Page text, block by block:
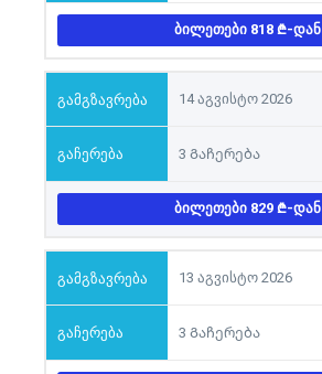
ᲑᲘᲚᲔᲗᲔᲑᲘ 818 -ᲓᲐᲜ
14 აგვისტო 2026
3 Გაჩერება
ᲑᲘᲚᲔᲗᲔᲑᲘ 829 -ᲓᲐᲜ
13 აგვისტო 2026
3 Გაჩერება